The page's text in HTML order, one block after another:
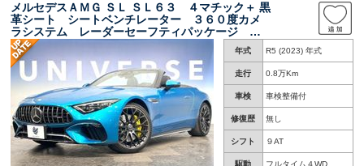
メルセデスＡＭＧ ＳＬ ＳＬ６３ ４マチック＋ 黒
革シート シートベンチレーター ３６０度カメ
ラシステム レーダーセーフティパッケージ デ
ィストロニックプラス 純正１２．３インチナ
ビ アップルカープレイ 禁煙車 ４ＷＤ 純正
２１インチアルミホイール
年式 R5 (2023) 年式
走行 0.8万Km
車検 車検整備付
修復歴 無し
シフト ９AT
駆動 フルタイム４WD